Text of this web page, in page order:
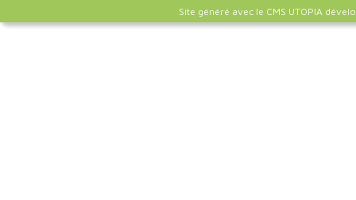
Site généré avec le CMS UTOPIA